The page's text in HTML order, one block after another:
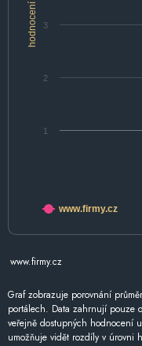
hodnocení
1
2
3
www.firmy.cz
www.firmy.cz
Graf zobrazuje porovnání
portálech. Data zahrnují pouze
veřejně dostupných hodnocení
umožňuje vidět rozdíly v úrovni